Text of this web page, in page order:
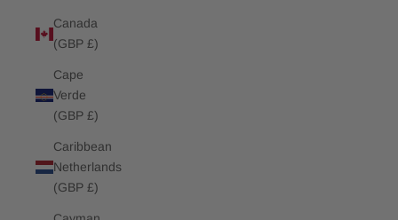
Canada
(GBP £)
Cape
Verde
(GBP £)
Caribbean
Netherlands
(GBP £)